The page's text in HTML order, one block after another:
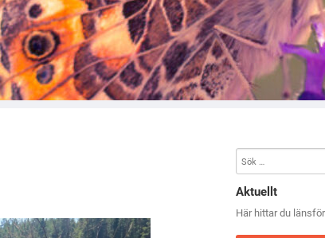
i Örebro län
Aktuellt
Här hittar du